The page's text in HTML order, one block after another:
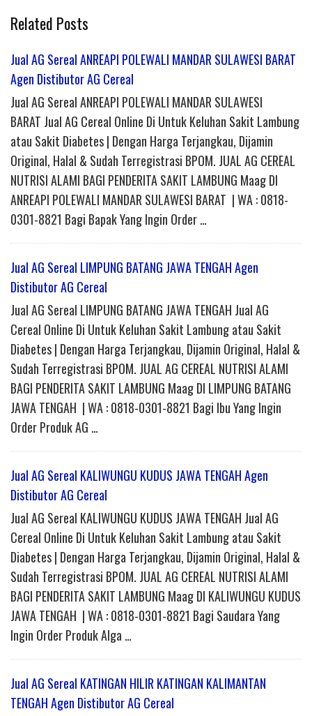
Related Posts
Jual AG Sereal ANREAPI POLEWALI MANDAR SULAWESI BARAT
Agen Distibutor AG Cereal
Jual AG Sereal ANREAPI POLEWALI MANDAR SULAWESI
BARAT Jual AG Cereal Online Di Untuk Keluhan Sakit Lambung
atau Sakit Diabetes | Dengan Harga Terjangkau, Dijamin
Original, Halal & Sudah Terregistrasi BPOM. JUAL AG CEREAL
NUTRISI ALAMI BAGI PENDERITA SAKIT LAMBUNG Maag DI
ANREAPI POLEWALI MANDAR SULAWESI BARAT | WA : 0818-
0301-8821 Bagi Bapak Yang Ingin Order …
Jual AG Sereal LIMPUNG BATANG JAWA TENGAH Agen
Distibutor AG Cereal
Jual AG Sereal LIMPUNG BATANG JAWA TENGAH Jual AG
Cereal Online Di Untuk Keluhan Sakit Lambung atau Sakit
Diabetes | Dengan Harga Terjangkau, Dijamin Original, Halal &
Sudah Terregistrasi BPOM. JUAL AG CEREAL NUTRISI ALAMI
BAGI PENDERITA SAKIT LAMBUNG Maag DI LIMPUNG BATANG
JAWA TENGAH | WA : 0818-0301-8821 Bagi Ibu Yang Ingin
Order Produk AG …
Jual AG Sereal KALIWUNGU KUDUS JAWA TENGAH Agen
Distibutor AG Cereal
Jual AG Sereal KALIWUNGU KUDUS JAWA TENGAH Jual AG
Cereal Online Di Untuk Keluhan Sakit Lambung atau Sakit
Diabetes | Dengan Harga Terjangkau, Dijamin Original, Halal &
Sudah Terregistrasi BPOM. JUAL AG CEREAL NUTRISI ALAMI
BAGI PENDERITA SAKIT LAMBUNG Maag DI KALIWUNGU KUDUS
JAWA TENGAH | WA : 0818-0301-8821 Bagi Saudara Yang
Ingin Order Produk Alga …
Jual AG Sereal KATINGAN HILIR KATINGAN KALIMANTAN
TENGAH Agen Distibutor AG Cereal